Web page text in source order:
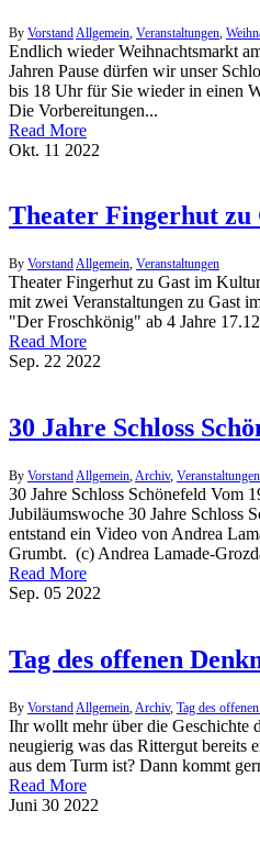
By Vorstand Allgemein Veranstaltungen
Endlich wieder Weihnachtsmarkt
Jahren Pause dürfen wir unser
bis 18 Uhr für Sie wieder in einen
Die Vorbereitungen...
Read More
Okt. 11 2022
Theater Fingerhut
By VorstandAllgemein, Veranstaltungen
Theater Fingerhut zu Gast im
mit zwei Veranstaltungen zu Gast
"Der Froschkönig" ab 4 Jahre
Read More
Sep. 22 2022
30 Jahre Schloss
By VorstandAllgemein,Archiv, Veranstaltungen
30 Jahre Schloss Schönefeld Vom
Jubiläumswoche 30 Jahre Schloss
entstand ein Video von Andrea
Grumbt. (c) Andrea Lamade-
Read More
Sep. 05 2022
Tag des offenen
By VorstandAllgemein,Archiv, Tag des
Ihr wollt mehr über die Geschichte
neugierig was das Rittergut bereits
aus dem Turm ist? Dann kommt
Read More
Juni 30 2022